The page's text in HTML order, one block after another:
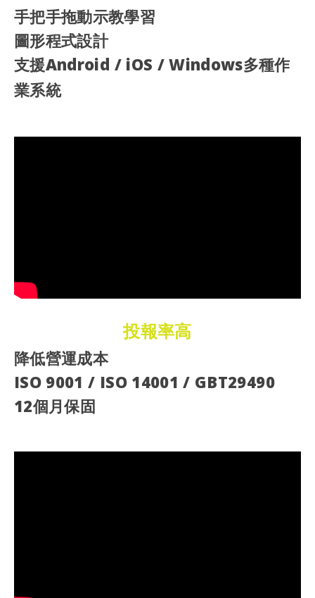
手把手拖動示教學習
圖形程式設計
支援Android / iOS / Windows多種作
業系統
投報率高
降低營運成本
ISO 9001 / ISO 14001 / GBT29490
12個月保固